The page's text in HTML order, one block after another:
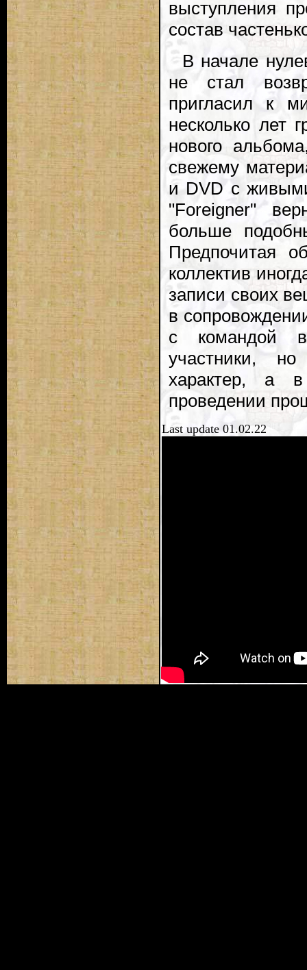
выступления
состав
В начале
не стал
пригласил к
несколько лет
нового
свежему
и DVD с
"Foreigner"
больше
Предпочитая
коллектив
записи своих
в
с командой
участники,
характер, а
проведении
Last update 01.02.22